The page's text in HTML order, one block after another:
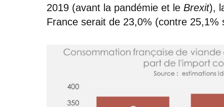
2019 (avant la pandémie et le Brexit),
France serait de 23,0% (contre 25,1%